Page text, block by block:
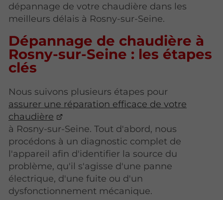
dépannage de votre chaudière dans les
meilleurs délais à Rosny-sur-Seine.
Dépannage de chaudière à
Rosny-sur-Seine : les étapes
clés
Nous suivons plusieurs étapes pour
assurer une réparation efficace de votre
chaudière
à Rosny-sur-Seine. Tout d'abord, nous
procédons à un diagnostic complet de
l'appareil afin d'identifier la source du
problème, qu'il s'agisse d'une panne
électrique, d'une fuite ou d'un
dysfonctionnement mécanique.